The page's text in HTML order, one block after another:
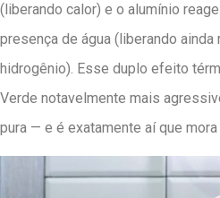
(liberando calor) e o alumínio
presença de água (liberando ainda
hidrogênio). Esse duplo efeito
Verde notavelmente mais
pura — e é exatamente aí que